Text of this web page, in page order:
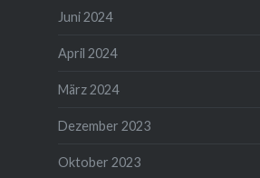
Juni 2024
April 2024
März 2024
Dezember 2023
Oktober 2023